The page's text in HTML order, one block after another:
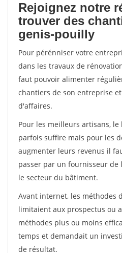
Rejoignez notre
trouver des
genis-pouilly
Pour pérénniser votre
dans les travaux de
faut pouvoir alimenter
chantiers de son entreprise
d'affaires.
Pour les meilleurs artisans,
parfois suffire mais pour les
augmenter leurs revenus il
passer par un fournisseur de
le secteur du bâtiment.
Avant internet, les méthodes
limitaient aux prospectus ou
méthodes plus ou moins
temps et demandait un
de résultat.